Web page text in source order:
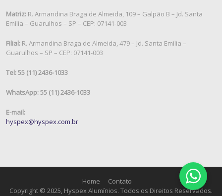
Matriz: R. Armandina Braga de Almeida, 109 – Galpão B – Jd. Santa
Emília – Guarulhos – SP – CEP: 07141-003
Filial: R. Armandina Braga de Almeida, 479 – Jd. Santa Emília –
Guarulhos – SP – CEP: 07141-003
Tel: 55 (11) 2436-1033
WhatsApp: 55 (11) 2436-1033
E-mail:
hyspex@hyspex.com.br
Home
Contato
Copyright © 2025, Hyspex Alumínios. Todos os Direitos Reservados.